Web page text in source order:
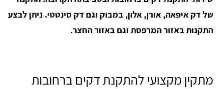
של דק איפאה, אורן, אלון, במבוק וגם דק סינטטי. ניתן לבצע
התקנות באזור המרפסת וגם באזור החצר.
מתקין מקצועי להתקנת דקים ברחובות